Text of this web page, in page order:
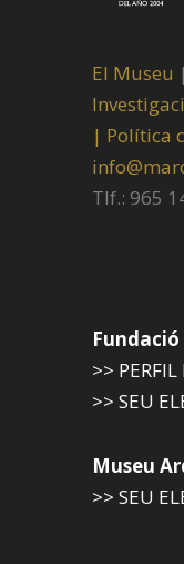
El Museu |
| Política
Tlf.: 965
Fundació
>>
>> SEU
Museu
>> SEU